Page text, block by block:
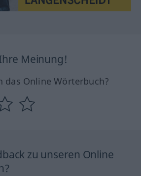
Meinung!
das Online Wörterbuch?
zu unseren Online